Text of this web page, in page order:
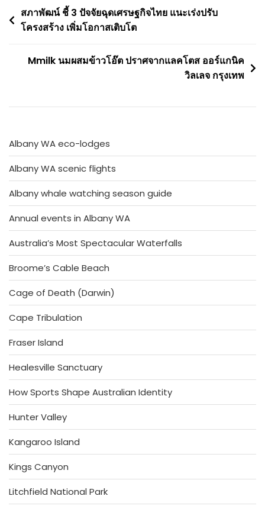
Post
navigation
สภาพัฒน์ ชี้ 3 ปัจจัยฉุดเศรษฐกิจไทย แนะเร่งปรับ
โครงสร้าง เพิ่มโอกาสเติบโต
Mmilk นมผสมข้าวโอ๊ต ปราศจากแลคโตส ออร์แกนิค
วิลเลจ กรุงเทพ
Albany WA eco-lodges
Albany WA scenic flights
Albany whale watching season guide
Annual events in Albany WA
Australia’s Most Spectacular Waterfalls
Broome’s Cable Beach
Cage of Death (Darwin)
Cape Tribulation
Fraser Island
Healesville Sanctuary
How Sports Shape Australian Identity
Hunter Valley
Kangaroo Island
Kings Canyon
Litchfield National Park